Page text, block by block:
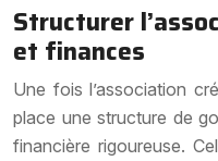
Structurer
et finances
Une fois l’association
place une structure de
financière rigoureuse.